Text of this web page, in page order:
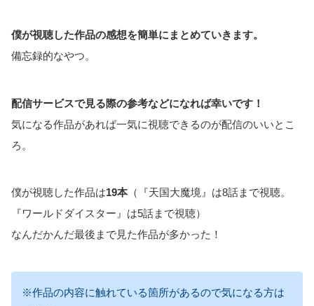
僕が視聴した作品の感想を簡単にまとめていきます。
備忘録的なやつ。
配信サービスで見る際の参考などになれば幸いです！
気になる作品があれば一気に視聴できるのが配信のいいとこ
ろ。
僕が視聴した作品は19本（『天国大魔境』は8話まで視聴。
『ワールドダイスター』は5話まで視聴）
なんだかんだ最後まで見た作品が多かった！
※作品の内容に触れている箇所があるので気になる方は